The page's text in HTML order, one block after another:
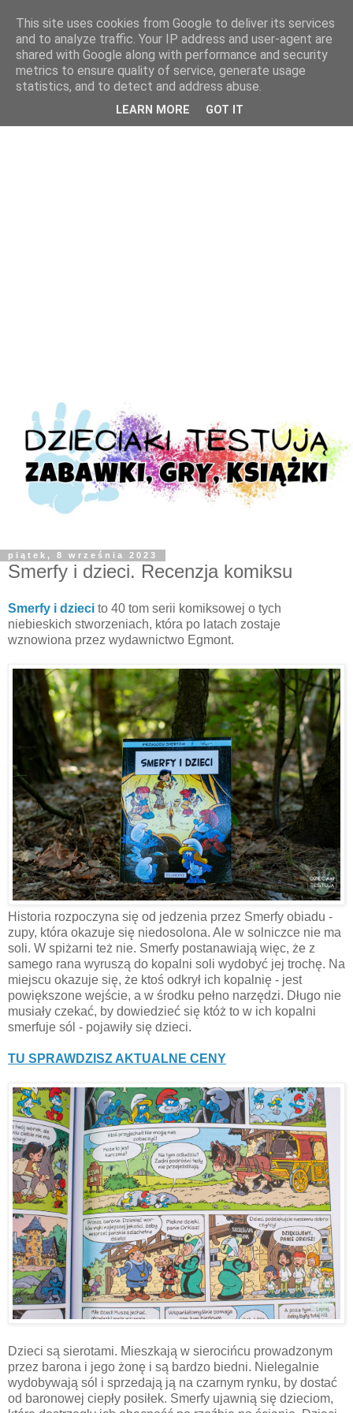
piątek, 8 września 2023
Smerfy i dzieci. Recenzja komiksu
Smerfy i dzieci to 40 tom serii komiksowej o tych
niebieskich stworzeniach, która po latach zostaje
wznowiona przez wydawnictwo Egmont.
Historia rozpoczyna się od jedzenia przez Smerfy obiadu -
zupy, która okazuje się niedosolona. Ale w solniczce nie ma
soli. W spiżarni też nie. Smerfy postanawiają więc, że z
samego rana wyruszą do kopalni soli wydobyć jej trochę. Na
miejscu okazuje się, że ktoś odkrył ich kopalnię - jest
powiększone wejście, a w środku pełno narzędzi. Długo nie
musiały czekać, by dowiedzieć się któż to w ich kopalni
smerfuje sól - pojawiły się dzieci.
TU SPRAWDZISZ AKTUALNE CENY
Dzieci są sierotami. Mieszkają w sierocińcu prowadzonym
przez barona i jego żonę i są bardzo biedni. Nielegalnie
wydobywają sól i sprzedają ją na czarnym rynku, by dostać
od baronowej ciepły posiłek. Smerfy ujawnią się dzieciom,
This site uses cookies from Google to deliver its services
and to analyze traffic. Your IP address and user-agent are
shared with Google along with performance and security
metrics to ensure quality of service, generate usage
statistics, and to detect and address abuse.
LEARN MORE GOT IT